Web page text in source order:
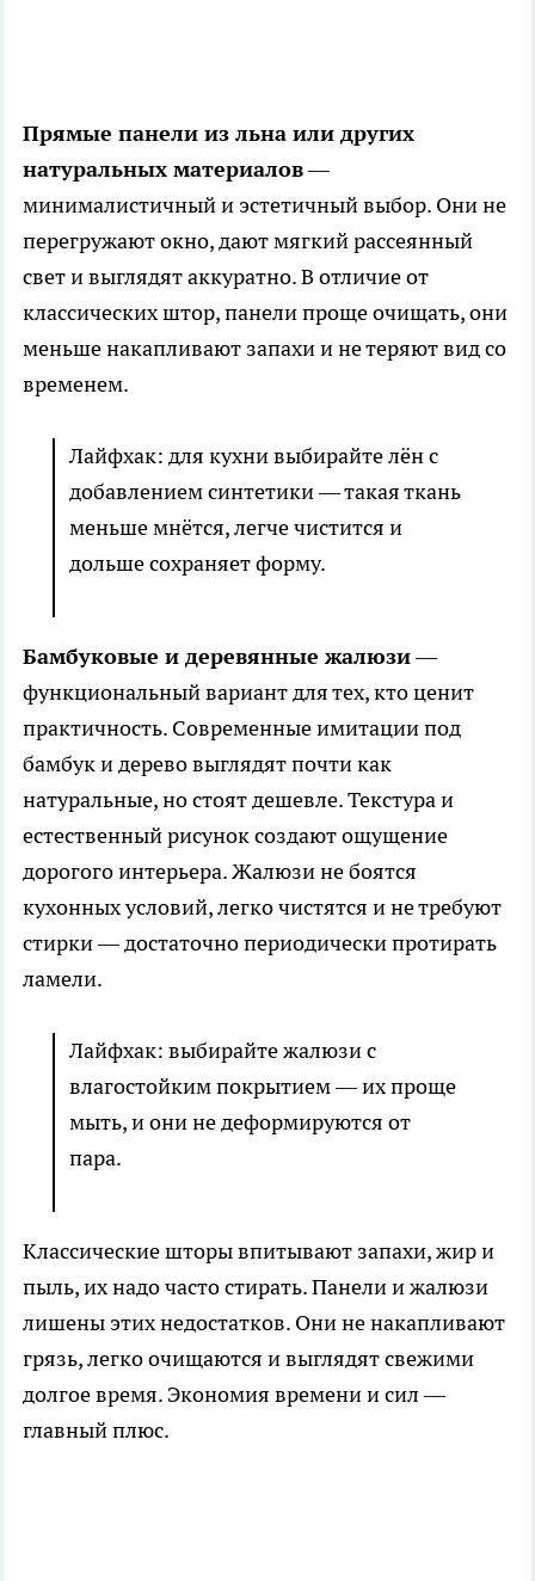
Прямые панели из льна или других
натуральных материалов—
минималистичный и эстетичный выбор. Они не
перегружают окно, дают мягкий рассеянный
свет и выглядят аккуратно. В отличие от
классических штор, панели проще очищать, они
меньше накапливают запахи и не теряют вид со
временем.
Лайфхак: для кухни выбирайте лён с
добавлением синтетики — такая ткань
меньше мнётся, легче чистится и
дольше сохраняет форму.
Бамбуковые и деревянные жалюзи—
функциональный вариант для тех, кто ценит
практичность. Современные имитации под
бамбук и дерево выглядят почти как
натуральные, но стоят дешевле. Текстура и
естественный рисунок создают ощущение
дорогого интерьера. Жалюзи не боятся
кухонных условий, легко чистятся и не требуют
стирки — достаточно периодически протирать
ламели.
Лайфхак: выбирайте жалюзи с
влагостойким покрытием — их проще
мыть, и они не деформируются от
пара.
Классические шторы впитывают запахи, жир и
пыль, их надо часто стирать. Панели и жалюзи
лишены этих недостатков. Они не накапливают
грязь, легко очищаются и выглядят свежими
долгое время. Экономия времени и сил —
главный плюс.